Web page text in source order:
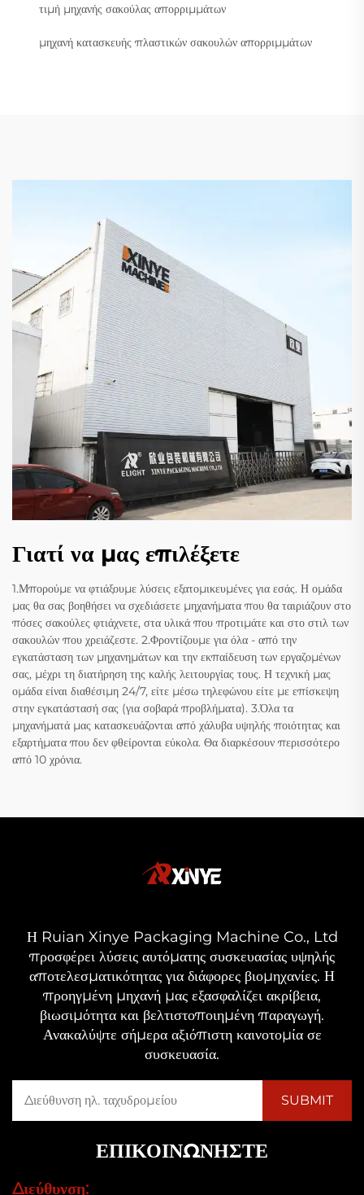
τιμή μηχανής σακούλας απορριμμάτων
μηχανή κατασκευής πλαστικών σακουλών απορριμμάτων
Γιατί να μας επιλέξετε
1.Μπορούμε να φτιάξουμε λύσεις εξατομικευμένες για εσάς. Η ομάδα
μας θα σας βοηθήσει να σχεδιάσετε μηχανήματα που θα ταιριάζουν στο
πόσες σακούλες φτιάχνετε, στα υλικά που προτιμάτε και στο στιλ των
σακουλών που χρειάζεστε. 2.Φροντίζουμε για όλα - από την
εγκατάσταση των μηχανημάτων και την εκπαίδευση των εργαζομένων
σας, μέχρι τη διατήρηση της καλής λειτουργίας τους. Η τεχνική μας
ομάδα είναι διαθέσιμη 24/7, είτε μέσω τηλεφώνου είτε με επίσκεψη
στην εγκατάστασή σας (για σοβαρά προβλήματα). 3.Όλα τα
μηχανήματά μας κατασκευάζονται από χάλυβα υψηλής ποιότητας και
εξαρτήματα που δεν φθείρονται εύκολα. Θα διαρκέσουν περισσότερο
από 10 χρόνια.
Η Ruian Xinye Packaging Machine Co., Ltd
προσφέρει λύσεις αυτόματης συσκευασίας υψηλής
αποτελεσματικότητας για διάφορες βιομηχανίες. Η
προηγμένη μηχανή μας εξασφαλίζει ακρίβεια,
βιωσιμότητα και βελτιστοποιημένη παραγωγή.
Ανακαλύψτε σήμερα αξιόπιστη καινοτομία σε
συσκευασία.
ΕΠΙΚΟΙΝΩΝΉΣΤΕ
Διεύθυνση: